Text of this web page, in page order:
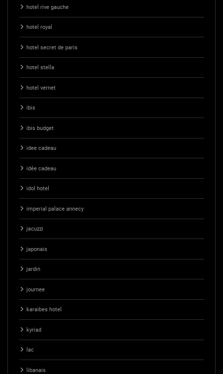
hotel rive gauche
hotel royal
hotel secret de paris
hotel stella
hotel vernet
ibis
ibis budget
idee cadeau
idée cadeau
idol hotel
imperial palace annecy
jacuzzi
japonais
jardin
journee
karaibes hotel
kyriad
lac
libanais